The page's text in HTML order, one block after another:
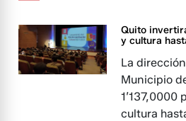
Quito
y cultura
La
Municipio
1’137,0000
cultura